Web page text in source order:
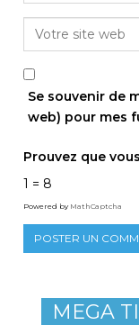
Se souvenir de
web) pour mes
Prouvez que
1 = 8
Powered by MathCaptcha
MEGA